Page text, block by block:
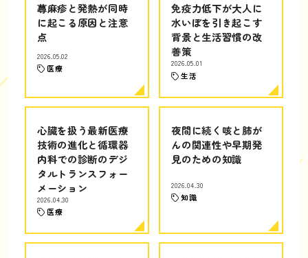
蕁麻疹と発熱が同時
に起こる原因と注意
点
2026.05.02
医療
免疫力低下が大人に
水いぼを引き起こす
背景と生活習慣の改
善策
2026.05.01
生活
心臓を扱う最新医療
技術の進化と循環器
内科での診断のデジ
タルトランスフォー
メーション
2026.04.30
医療
夜間に続く咳と肺が
んの関連性や早期発
見のための知識
2026.04.30
知識